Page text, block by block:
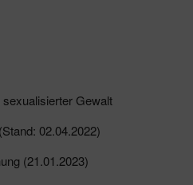
Gewalt
02.04.2022)
(21.01.2023)